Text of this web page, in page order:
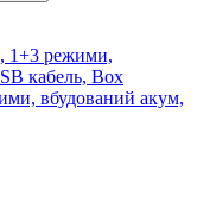
вбудований акум,